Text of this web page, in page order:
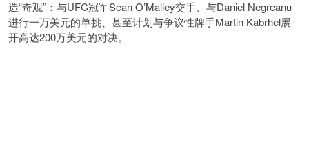
造“奇观”：与UFC冠军Sean O’Malley交手、与Daniel Negreanu
进行一万美元的单挑、甚至计划与争议性牌手Martin Kabrhel展
开高达200万美元的对决。